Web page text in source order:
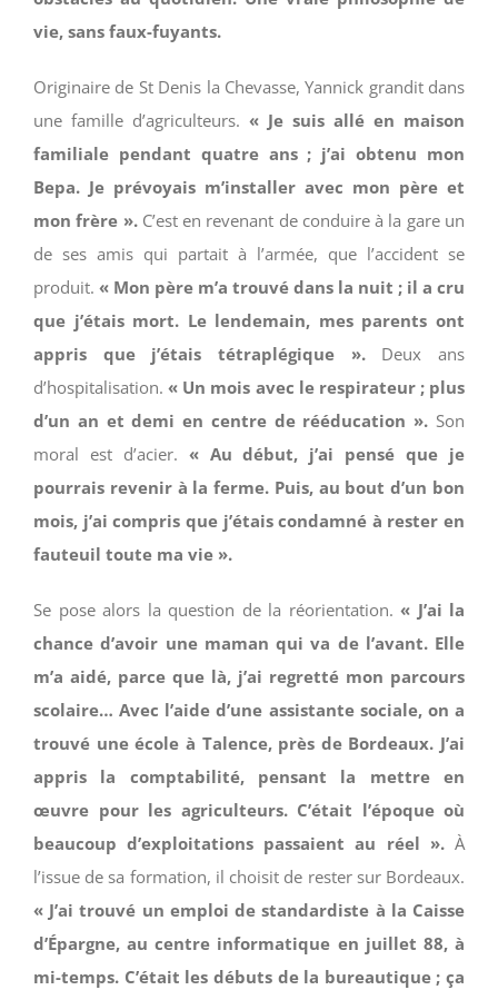
vie, sans faux-fuyants.
Originaire de St Denis la Chevasse, Yannick grandit dans
une famille d’agriculteurs. « Je suis allé en maison
familiale pendant quatre ans ; j’ai obtenu mon
Bepa. Je prévoyais m’installer avec mon père et
mon frère ».C’est en revenant de conduire à la gare un
de ses amis qui partait à l’armée, que l’accident se
produit. « Mon père m’a trouvé dans la nuit ; il a cru
que j’étais mort. Le lendemain, mes parents ont
appris que j’étais tétraplégique ».Deux ans
d’hospitalisation.« Un mois avec le respirateur ; plus
d’un an et demi en centre de rééducation ». Son
moral est d’acier. « Au début, j’ai pensé que je
pourrais revenir à la ferme. Puis, au bout d’un bon
mois, j’ai compris que j’étais condamné à rester en
fauteuil toute ma vie ».
Se pose alors la question de la réorientation. « J’ai la
chance d’avoir une maman qui va de l’avant. Elle
m’a aidé, parce que là, j’ai regretté mon parcours
scolaire… Avec l’aide d’une assistante sociale, on a
trouvé une école à Talence, près de Bordeaux. J’ai
appris la comptabilité, pensant la mettre en
œuvre pour les agriculteurs. C’était l’époque où
beaucoup d’exploitations passaient au réel ».À
l’issue de sa formation, il choisit de rester sur Bordeaux.
« J’ai trouvé un emploi de standardiste à la Caisse
d’Épargne, au centre informatique en juillet 88, à
mi-temps. C’était les débuts de la bureautique ; ça